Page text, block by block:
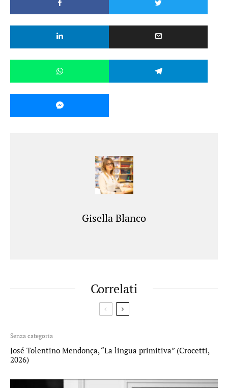
Gisella Blanco
Correlati
Senza categoria
José Tolentino Mendonça, “La lingua primitiva” (Crocetti,
2026)